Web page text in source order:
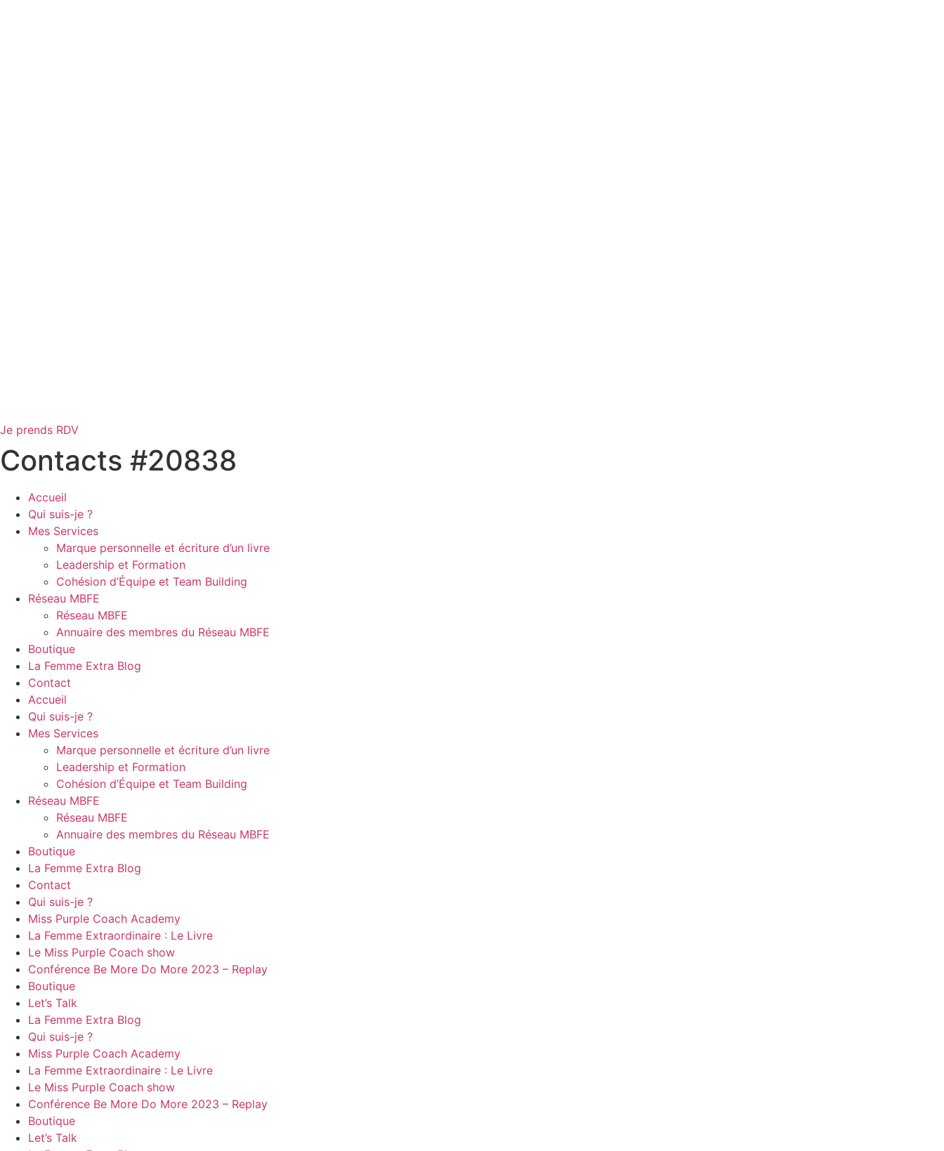
Je prends RDV
Contacts #20838
Accueil
Qui suis-je ?
Mes Services
Marque personnelle et écriture d’un livre
Leadership et Formation
Cohésion d’Équipe et Team Building
Réseau MBFE
Réseau MBFE
Annuaire des membres du Réseau MBFE
Boutique
La Femme Extra Blog
Contact
Accueil
Qui suis-je ?
Mes Services
Marque personnelle et écriture d’un livre
Leadership et Formation
Cohésion d’Équipe et Team Building
Réseau MBFE
Réseau MBFE
Annuaire des membres du Réseau MBFE
Boutique
La Femme Extra Blog
Contact
Qui suis-je ?
Miss Purple Coach Academy
La Femme Extraordinaire : Le Livre
Le Miss Purple Coach show
Conférence Be More Do More 2023 – Replay
Boutique
Let’s Talk
La Femme Extra Blog
Qui suis-je ?
Miss Purple Coach Academy
La Femme Extraordinaire : Le Livre
Le Miss Purple Coach show
Conférence Be More Do More 2023 – Replay
Boutique
Let’s Talk